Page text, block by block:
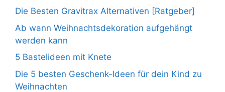
Die Besten Gravitrax Alternativen [Ratgeber]
Ab wann Weihnachtsdekoration aufgehängt
werden kann
5 Bastelideen mit Knete
Die 5 besten Geschenk-Ideen für dein Kind zu
Weihnachten